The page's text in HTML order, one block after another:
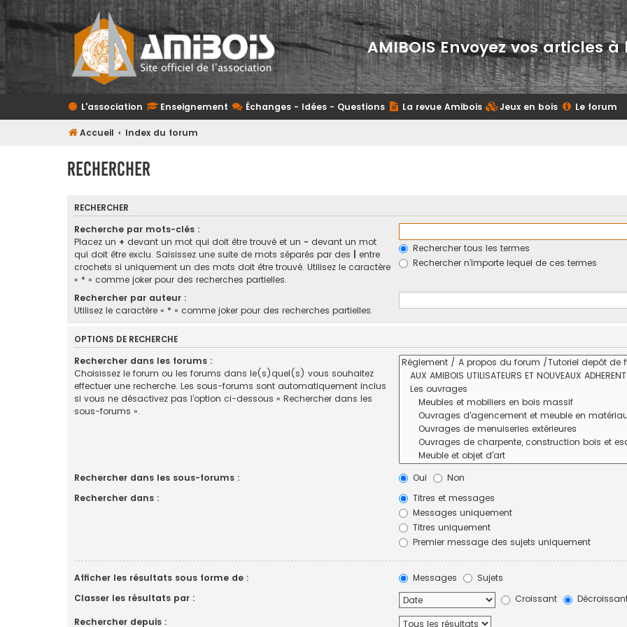
AMIBOIS Envoyez vos articles
L'association Enseignement Échanges - Idées - Questions La revue Amibois Jeux en bois Le forum
Accueil Index du forum
Rechercher
RECHERCHER
Recherche par mots-clés :
Placez un + devant un mot qui doit être trouvé et un - devant un mot
qui doit être exclu. Saisissez une suite de mots séparés par des
entre
crochets si uniquement un des mots doit être trouvé. Utilisez le caractère
« * » comme joker pour des recherches partielles.
Rechercher tous les termes
Rechercher n’importe lequel de ces termes
Rechercher par auteur :
Utilisez le caractère « * » comme joker pour des recherches partielles.
OPTIONS DE RECHERCHE
Rechercher dans les forums :
Choisissez le forum ou les forums dans le(s)quel(s) vous souhaitez
effectuer une recherche. Les sous-forums sont automatiquement inclus
si vous ne désactivez pas l’option ci-dessous « Rechercher dans les
sous-forums ».
Rechercher dans les sous-forums : Oui
Non
Rechercher dans :
Titres et messages
Messages uniquement
Titres uniquement
Premier message des sujets uniquement
Afficher les résultats sous forme de : Messages
Sujets
Classer les résultats par :
Croissant
Rechercher depuis :